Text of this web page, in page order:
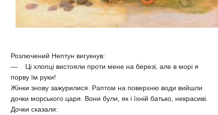
Розлючений Нептун вигукнув:
— Ці хлопці вистояли проти мене на березі, але в морі я
порву їм руки!
Жінки знову зажурилися. Раптом на поверхню води вийшли
дочки морського царя. Вони були, як і їхній батько, некрасиві.
Дочки сказали: